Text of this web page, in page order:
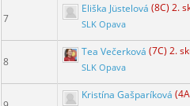
7
Eliška Jüstelová (8C) 2.
SLK Opava
8
Tea Večerková (7C) 2.
SLK Opava
Kristína Gašparíková